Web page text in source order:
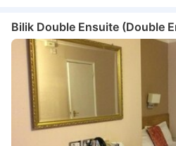
Bilik Double Ensuite (Double